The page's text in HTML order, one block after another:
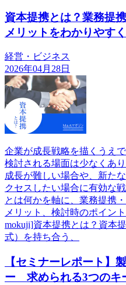
資本提携とは？業務提
メリットをわかりやす
経営・ビジネス
2026年04月28日
企業が成長戦略を描くうえ
検討される場面は少なくあ
成長が難しい場合や、新た
クセスしたい場合に有効な
とは何かを軸に、業務提携
メリット、検討時のポイン
mokuji]資本提携とは？資本
式）を持ち合う、
【セミナーレポート】
ー 求められる3つのキ